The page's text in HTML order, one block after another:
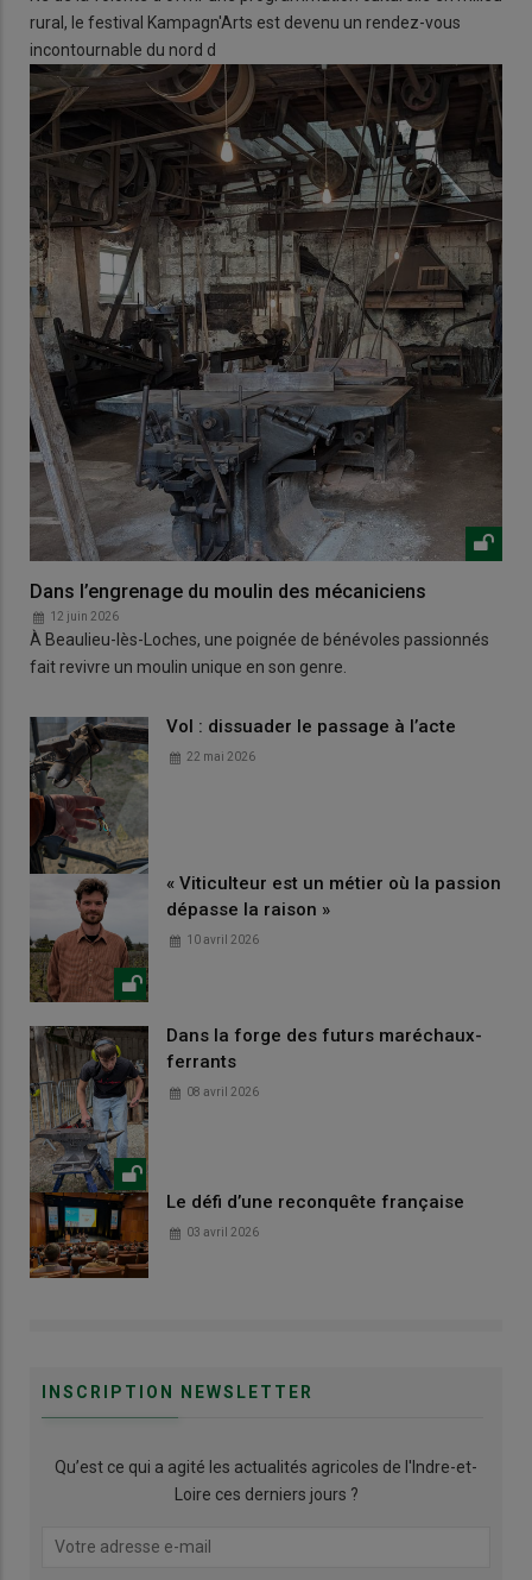
rural, le festival Kampagn'Arts est devenu un rendez-vous
incontournable du nord d
Dans l’engrenage du moulin des mécaniciens
12 juin 2026
À Beaulieu-lès-Loches, une poignée de bénévoles passionnés
fait revivre un moulin unique en son genre.
Vol : dissuader le passage à l’acte
22 mai 2026
« Viticulteur est un métier où la passion
dépasse la raison »
10 avril 2026
Dans la forge des futurs maréchaux-
ferrants
08 avril 2026
Le défi d’une reconquête française
03 avril 2026
INSCRIPTION NEWSLETTER
Qu’est ce qui a agité les actualités agricoles de l'Indre-et-
Loire ces derniers jours ?